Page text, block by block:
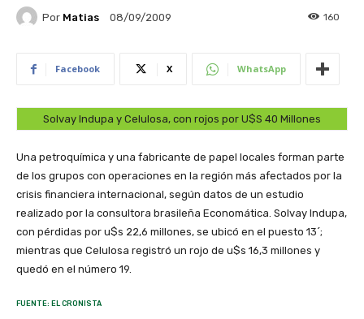
Por Matias 08/09/2009 160
Facebook X WhatsApp
Solvay Indupa y Celulosa, con rojos por U$S 40 Millones
Una petroquímica y una fabricante de papel locales forman parte
de los grupos con operaciones en la región más afectados por la
crisis financiera internacional, según datos de un estudio
realizado por la consultora brasileña Economática. Solvay Indupa,
con pérdidas por u$s 22,6 millones, se ubicó en el puesto 13´;
mientras que Celulosa registró un rojo de u$s 16,3 millones y
quedó en el número 19.
FUENTE: EL CRONISTA